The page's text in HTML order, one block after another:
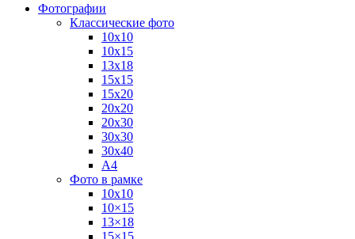
Фотографии
Классические фото
10х10
10х15
13х18
15х15
15х20
20х20
20х30
30х30
30х40
А4
Фото в рамке
10х10
10×15
13×18
15×15